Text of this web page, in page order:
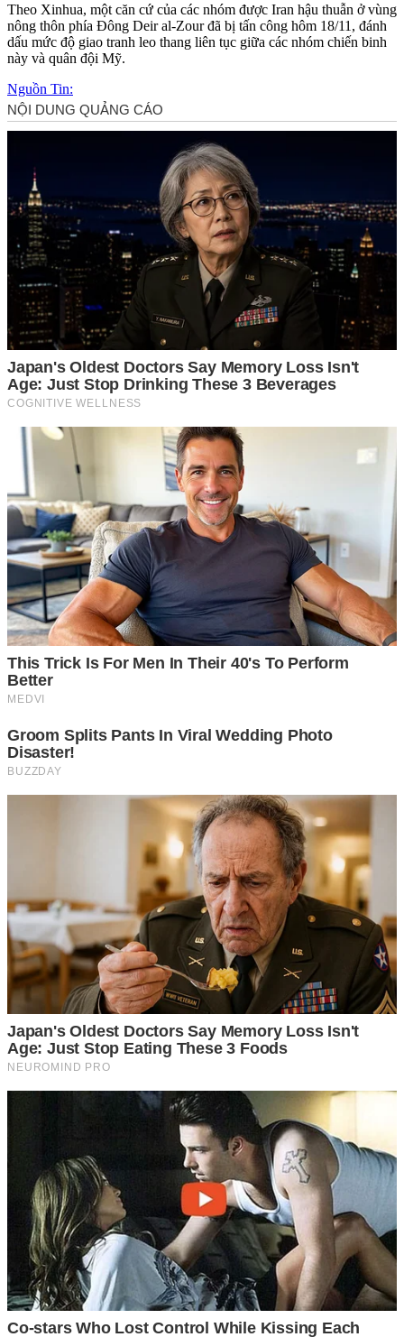
Theo Xinhua, một căn cứ của các nhóm được Iran hậu thuẫn ở vùng
nông thôn phía Đông Deir al-Zour đã bị tấn công hôm 18/11, đánh
dấu mức độ giao tranh leo thang liên tục giữa các nhóm chiến binh
này và quân đội Mỹ.
Nguồn Tin: